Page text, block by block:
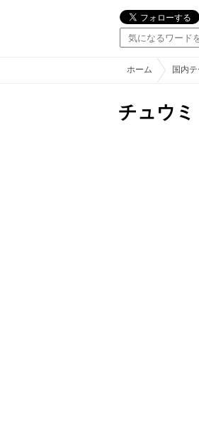
ホーム 国内
チュウミ